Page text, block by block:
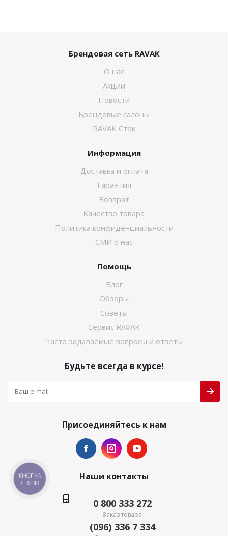
Брендовая сеть RAVAK
О нас
Акции
Новости
Брендовые салоны
RAVAK Сток
Информация
Доставка и оплата
Гарантия
Возврат
Качество товара
Политика конфиденциальности
СМИ о нас
Помощь
Блог
Обзоры
Советы
Сервис RAVAK
Часто задаваемые вопросы и ответы
Будьте всегда в курсе!
Присоединяйтесь к нам
Наши контакты
0 800 333 272
Заказ товара
(096) 336 7 334
КНОПКА
СВЯЗИ